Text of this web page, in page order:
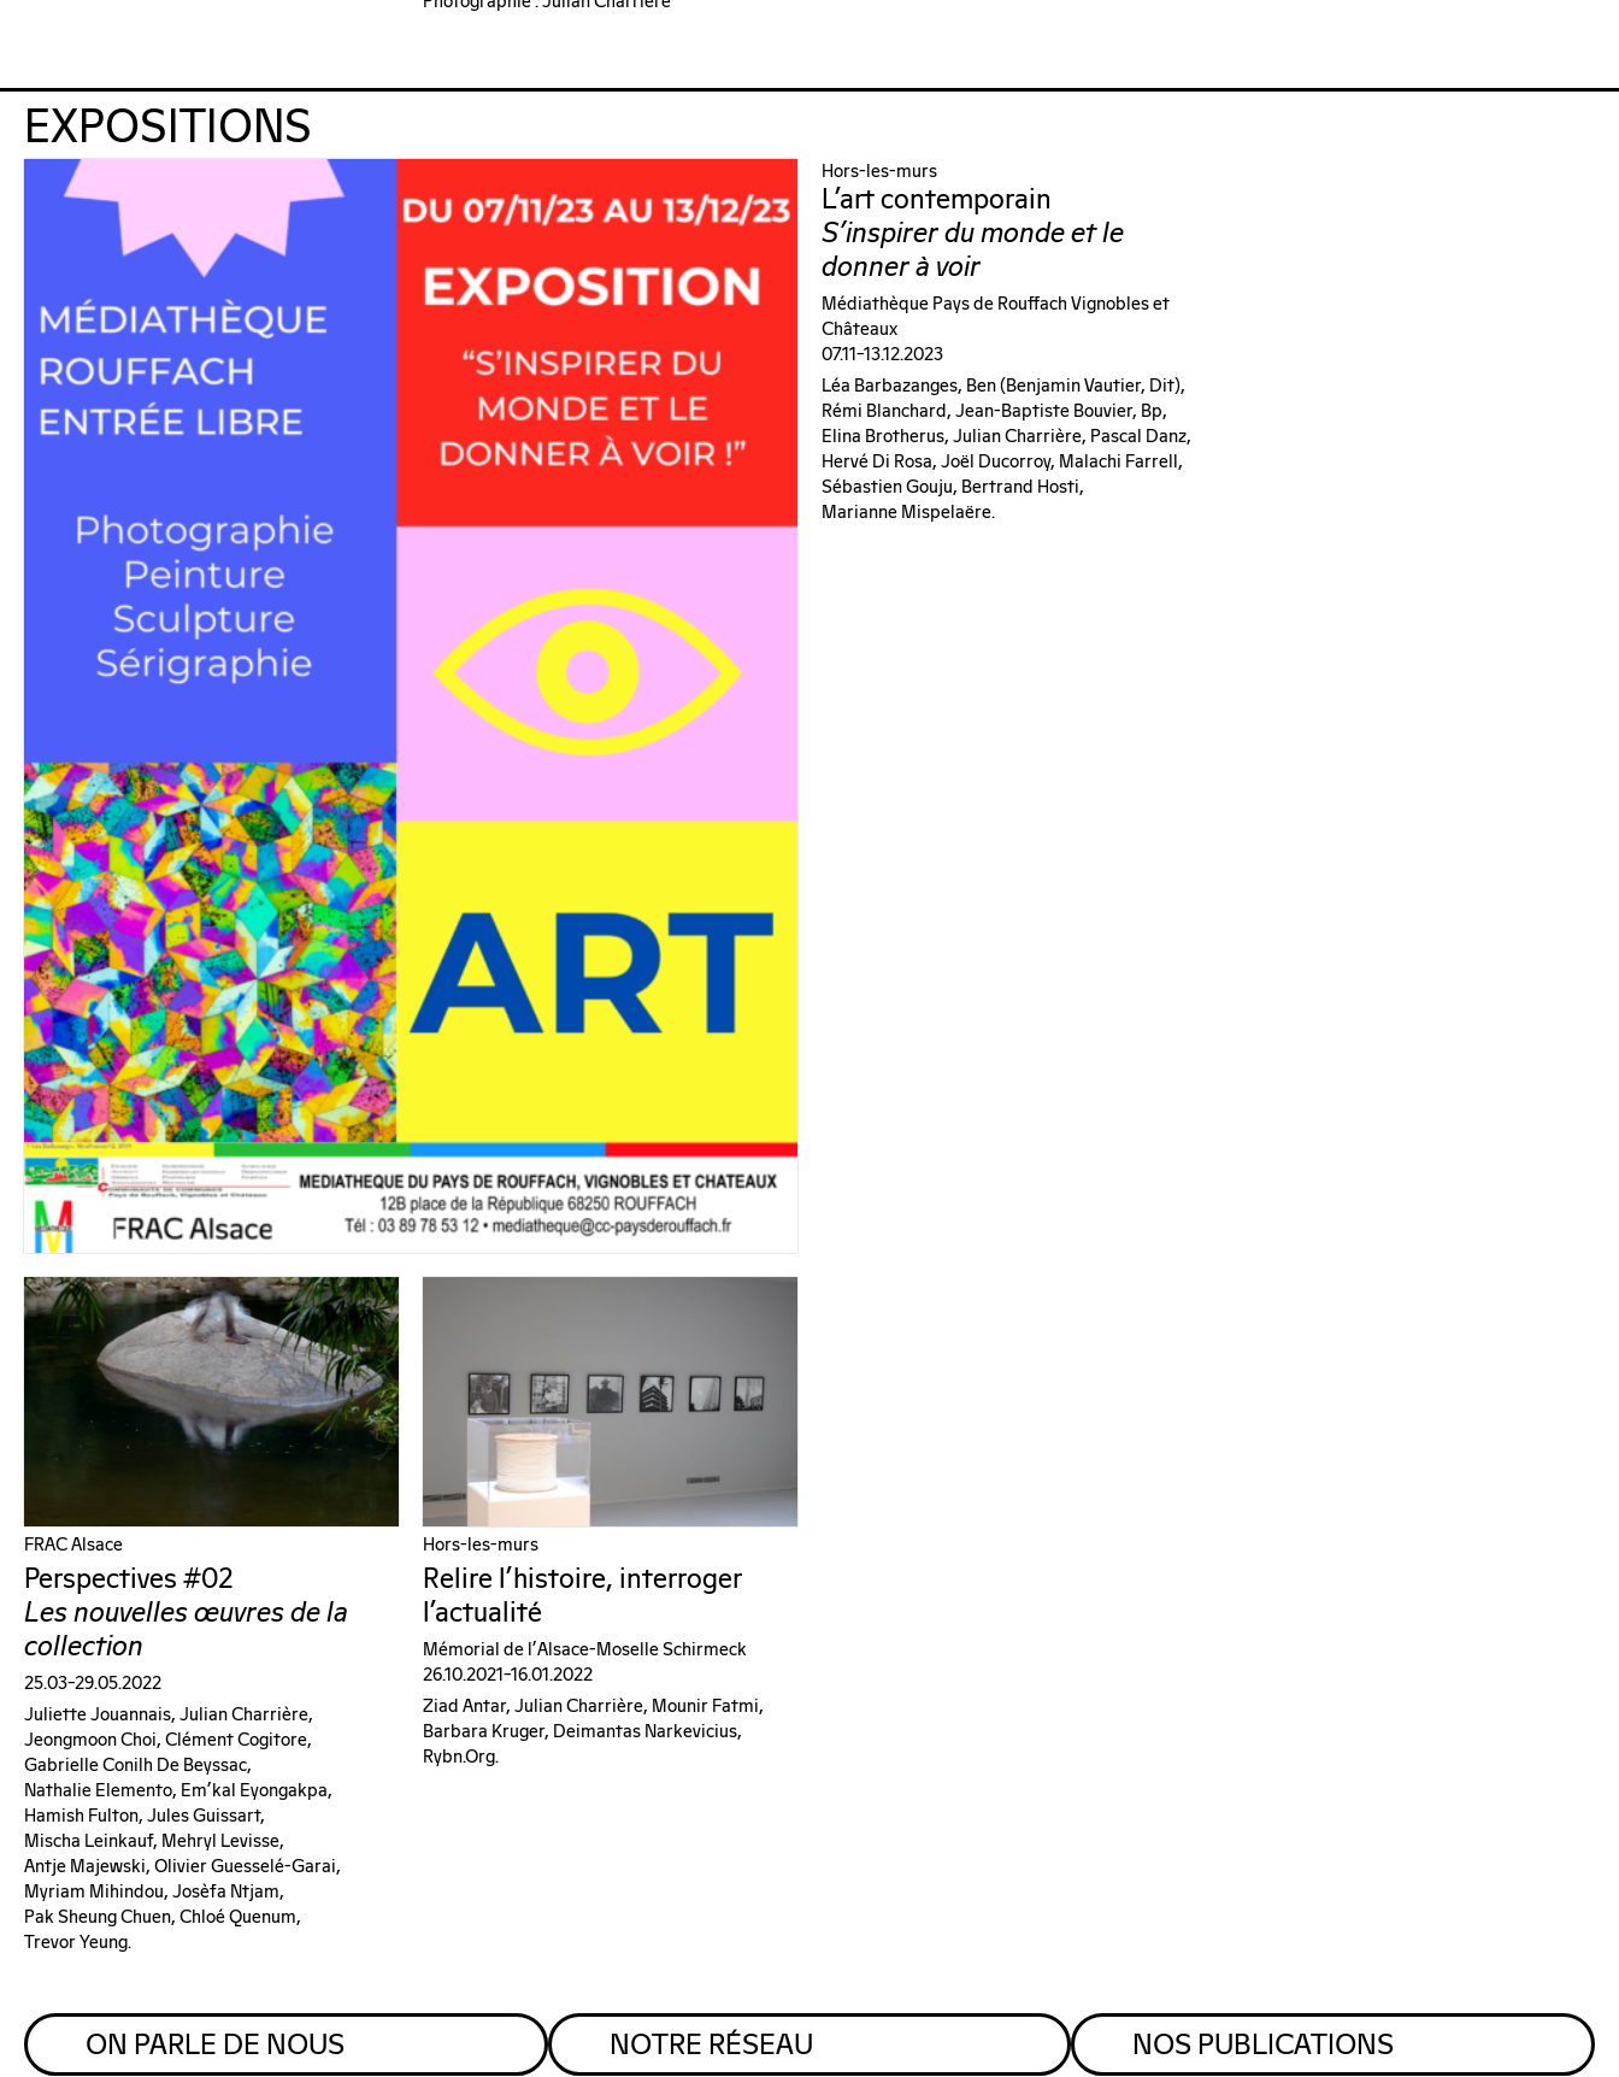
EXPOSITIONS
Hors-les-murs
L’art contemporain
S’inspirer du monde et le
donner à voir
Médiathèque Pays de Rouffach Vignobles et
Châteaux
07.11–13.12.2023
Léa Barbazanges, Ben (benjamin Vautier, Dit),
Rémi Blanchard, Jean-Baptiste Bouvier, Bp,
Elina Brotherus, Julian Charrière, Pascal Danz,
Hervé Di Rosa, Joël Ducorroy, Malachi Farrell,
Sébastien Gouju, Bertrand Hosti,
Marianne Mispelaëre.
FRAC Alsace
Perspectives #02
Les nouvelles œuvres de la
collection
25.03–29.05.2022
Juliette Jouannais, Julian Charrière,
Jeongmoon Choi, Clément Cogitore,
Gabrielle Conilh De Beyssac,
Nathalie Elemento, Em’kal Eyongakpa,
Hamish Fulton, Jules Guissart,
Mischa Leinkauf, Mehryl Levisse,
Antje Majewski, Olivier Guesselé-Garai,
Myriam Mihindou, Josèfa Ntjam,
Pak Sheung Chuen, Chloé Quenum,
Trevor Yeung.
Hors-les-murs
Relire l’histoire, interroger
l’actualité
Mémorial de l'Alsace-Moselle Schirmeck
26.10.2021–16.01.2022
Ziad Antar, Julian Charrière, Mounir Fatmi,
Barbara Kruger, Deimantas Narkevicius,
Rybn.org.
ON PARLE DE NOUS NOTRE RÉSEAU NOS PUBLICATIONS